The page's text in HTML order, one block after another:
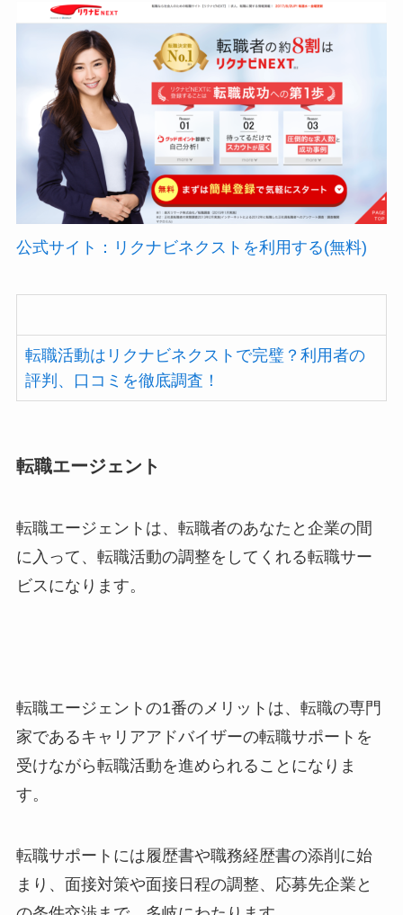
公式サイト：リクナビネクストを利用する(無料)
転職活動はリクナビネクストで完璧？利用者の
評判、口コミを徹底調査！
転職エージェント
転職エージェントは、転職者のあなたと企業の間
に入って、転職活動の調整をしてくれる転職サー
ビスになります。
転職エージェントの1番のメリットは、転職の専門
家であるキャリアアドバイザーの転職サポートを
受けながら転職活動を進められることになりま
す。
転職サポートには履歴書や職務経歴書の添削に始
まり、面接対策や面接日程の調整、応募先企業と